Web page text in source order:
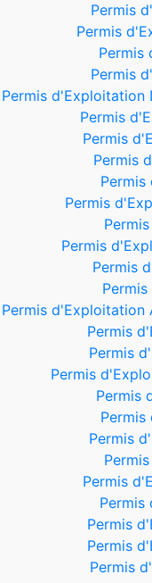
Permis
Permis
Permis
Permis
Permis d'Exploitation
Permis
Permis
Permis
Permis
Permis
Permis
Permis d'Exploitation
Permis
Permis
Permis
Permis
Permis
Permis
Permis
Permis
Permis
Permis
Permis